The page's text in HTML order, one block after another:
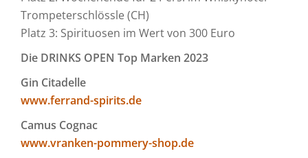
Trompeterschlössle (CH)
Platz 3: Spirituosen im Wert von 300 Euro
Die DRINKS OPEN Top Marken 2023
Gin Citadelle
www.ferrand-spirits.de
Camus Cognac
www.vranken-pommery-shop.de